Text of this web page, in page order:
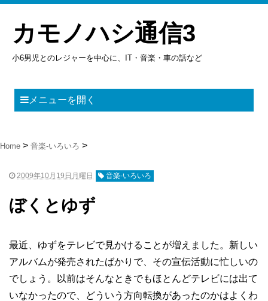
カモノハシ通信3
小6男児とのレジャーを中心に、IT・音楽・車の話など
メニューを開く
Home 音楽-いろいろ
2009年10月19日月曜日 音楽-いろいろ
ぼくとゆず
最近、ゆずをテレビで見かけることが増えました。新しい
アルバムが発売されたばかりで、その宣伝活動に忙しいの
でしょう。以前はそんなときでもほとんどテレビには出て
いなかったので、どういう方向転換があったのかはよくわ